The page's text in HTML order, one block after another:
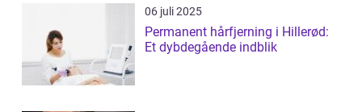
06 juli 2025
Permanent hårfjerning i Hillerød:
Et dybdegående indblik